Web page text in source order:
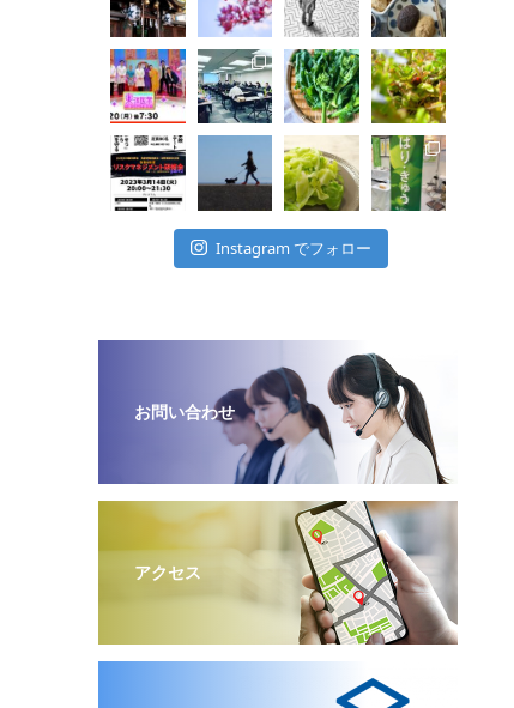
Instagram でフォロー
お問い合わせ
アクセス